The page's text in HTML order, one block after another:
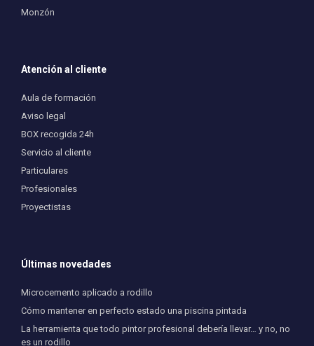
Monzón
Atención al cliente
Aula de formación
Aviso legal
BOX recogida 24h
Servicio al cliente
Particulares
Profesionales
Proyectistas
Últimas novedades
Microcemento aplicado a rodillo
Cómo mantener en perfecto estado una piscina pintada
La herramienta que todo pintor profesional debería llevar… y no, no
es un rodillo